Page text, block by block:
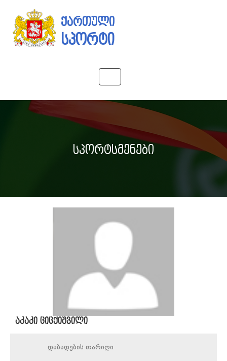
ქართული
სპორტი
navigation
სპორტსმენები
აკაკი ციცქიშვილი
დაბადების თარიღი